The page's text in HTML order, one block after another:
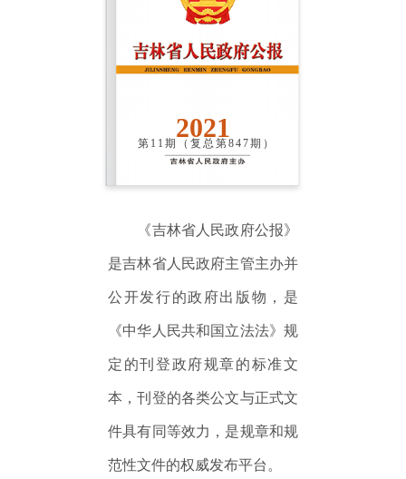
2021
第11期（复总第847期）
《吉林省人民政府公报》
是吉林省人民政府主管主办并
公开发行的政府出版物，是
《中华人民共和国立法法》规
定的刊登政府规章的标准文
本，刊登的各类公文与正式文
件具有同等效力，是规章和规
范性文件的权威发布平台。